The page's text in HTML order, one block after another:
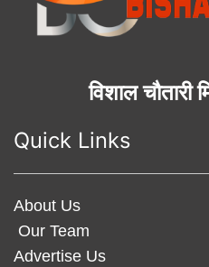
विशाल चौतारी
Quick Links
About Us
Our Team
Advertise Us